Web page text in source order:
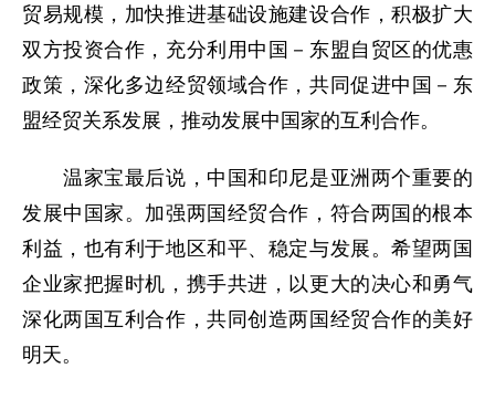
贸易规模，加快推进基础设施建设合作，积极扩大
双方投资合作，充分利用中国－东盟自贸区的优惠
政策，深化多边经贸领域合作，共同促进中国－东
盟经贸关系发展，推动发展中国家的互利合作。
温家宝最后说，中国和印尼是亚洲两个重要的
发展中国家。加强两国经贸合作，符合两国的根本
利益，也有利于地区和平、稳定与发展。希望两国
企业家把握时机，携手共进，以更大的决心和勇气
深化两国互利合作，共同创造两国经贸合作的美好
明天。